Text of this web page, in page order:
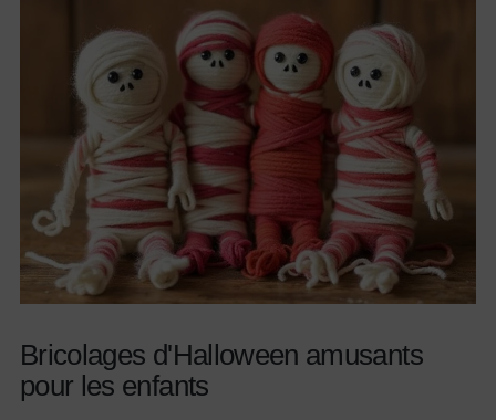
Bricolages d'Halloween amusants
pour les enfants